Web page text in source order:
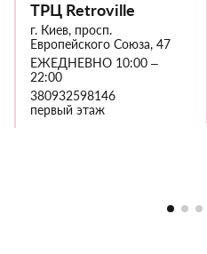
ТРЦ Retroville
г. Киев, просп.
Европейского Союза, 47
ЕЖЕДНЕВНО 10:00 –
22:00
380932598146
первый этаж